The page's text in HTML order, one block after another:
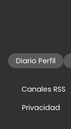
Diario Perfil
Canales RSS
Privacidad